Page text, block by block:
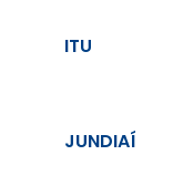
ITU
JUNDIAÍ